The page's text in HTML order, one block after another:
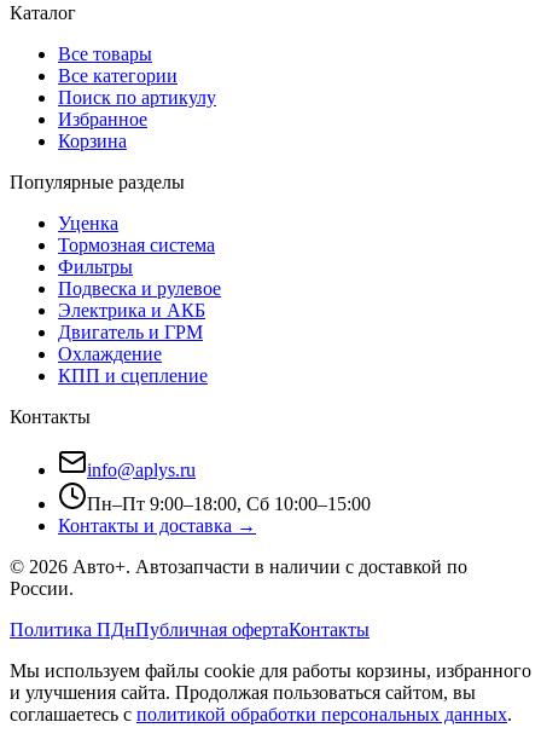
Каталог
Все товары
Все категории
Поиск по артикулу
Избранное
Корзина
Популярные разделы
Уценка
Тормозная система
Фильтры
Подвеска и рулевое
Электрика и АКБ
Двигатель и ГРМ
Охлаждение
КПП и сцепление
Контакты
info@aplys.ru
Пн–Пт 9:00–18:00, Сб 10:00–15:00
Контакты и доставка →
© 2026 Авто+. Автозапчасти в наличии с доставкой по
России.
Политика ПДнПубличная офертаКонтакты
Мы используем файлы cookie для работы корзины, избранного
и улучшения сайта. Продолжая пользоваться сайтом, вы
соглашаетесь с политикой обработки персональных данных.